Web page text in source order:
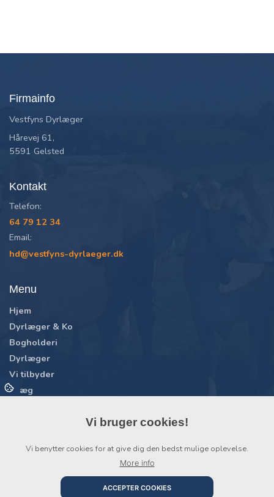
Firmainfo
Vestfyns Dyrlæger
Hårevej 61,
5591 Gelsted
Kontakt
Telefon:
64 79 12 34
Email:
hd@vestfyns-dyrlaeger.dk
Menu
Hjem
Dyrlæger & Ko
Bogholderi
Dyrlæger
Vi tilbyder
Kvæg
Book besøg
Vi bruger cookies!
Vi benytter cookies for at give dig den bedst mulige oplevelse.
More info
ACCEPTER COOKIES